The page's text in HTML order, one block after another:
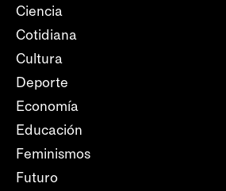
Ciencia
Cotidiana
Cultura
Deporte
Economía
Educación
Feminismos
Futuro